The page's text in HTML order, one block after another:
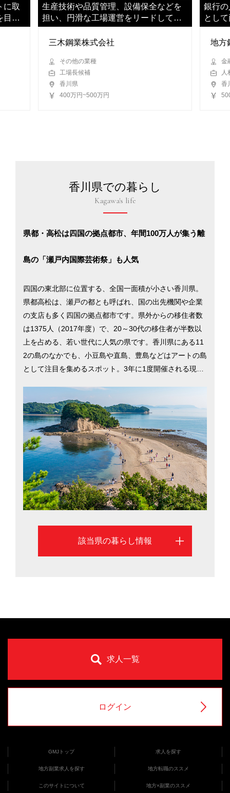
に取
目指
生産技術や品質管理、設備保全などを
担い、円滑な工場運営をリードしてい
ただきます
三木鋼業株式会社
その他の業種
工場長候補
香川県
400万円~500万円
銀行
とし
担当
地方
金
人
香
香川県での暮らし
Kagawa's life
県都・高松は四国の拠点都市、年間100万人が集う離
島の「瀬戸内国際芸術祭」も人気
四国の東北部に位置する、全国一面積が小さい香川県。
県都高松は、瀬戸の都とも呼ばれ、国の出先機関や企業
の支店も多く四国の拠点都市です。県外からの移住者数
は1375人（2017年度）で、20～30代の移住者が半数以
上を占める、若い世代に人気の県です。香川県にある11
2の島のなかでも、小豆島や直島、豊島などはアートの島
として注目を集めるスポット。3年に1度開催される現代
える来場者が訪れ、世界中からやってくる観光客でにぎ
わいます。のどかな風景が残る瀬戸内海の島々へはフェ
リーでアクセスでき、気軽に海の空気を感じられます。
四国の玄関口としての顔を持つ高松駅がある高松市は、
都市の利便性が担保されています。医療機関も充実して
いて、人口当たりの救急病院数や医師・看護師数は全国
上位。さらにICT（情報通信技術）を活用した遠隔医療
ネットワークを全国に先駆けて導入した県として知ら
れ、地方でも高水準の医療が受けられます。
該当県の暮らし情報
求人一覧
ログイン
GMJトップ 求人を探す
地方副業求人を探す 地方転職のススメ
このサイトについて 地方×副業のススメ